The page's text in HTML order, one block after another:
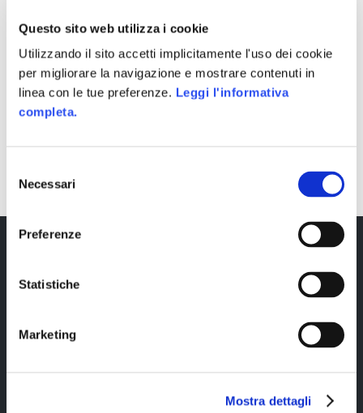
Questo sito web utilizza i cookie
Utilizzando il sito accetti implicitamente l'uso dei cookie
per migliorare la navigazione e mostrare contenuti in
linea con le tue preferenze. Leggi l'informativa
completa.
delNecessari
Preferenze
Statistiche
Marketing
Mostra dettagli